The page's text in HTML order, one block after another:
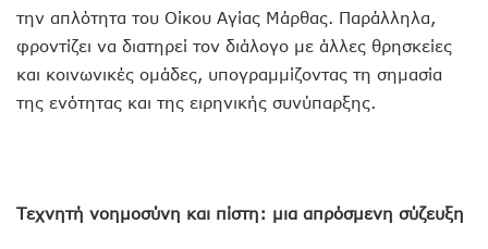
την απλότητα του Οίκου Αγίας Μάρθας. Παράλληλα,
φροντίζει να διατηρεί τον διάλογο με άλλες θρησκείες
και κοινωνικές ομάδες, υπογραμμίζοντας τη σημασία
της ενότητας και της ειρηνικής συνύπαρξης.
Τεχνητή νοημοσύνη και πίστη: μια απρόσμενη σύζευξη